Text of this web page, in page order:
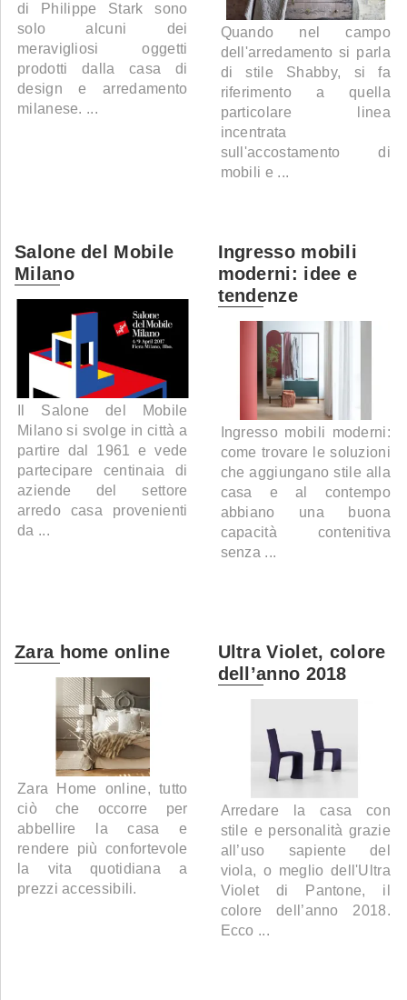
di Philippe Stark sono
solo alcuni dei
meravigliosi oggetti
prodotti dalla casa di
design e arredamento
milanese. ...
Quando nel campo
dell'arredamento si parla
di stile Shabby, si fa
riferimento a quella
particolare linea
incentrata
sull'accostamento di
mobili e ...
Salone del Mobile
Milano
Il Salone del Mobile
Milano si svolge in città a
partire dal 1961 e vede
partecipare centinaia di
aziende del settore
arredo casa provenienti
da ...
Ingresso mobili
moderni: idee e
tendenze
Ingresso mobili moderni:
come trovare le soluzioni
che aggiungano stile alla
casa e al contempo
abbiano una buona
capacità contenitiva
senza ...
Zara home online
Zara Home online, tutto
ciò che occorre per
abbellire la casa e
rendere più confortevole
la vita quotidiana a
prezzi accessibili.
Ultra Violet, colore
dell’anno 2018
Arredare la casa con
stile e personalità grazie
all’uso sapiente del
viola, o meglio dell'Ultra
Violet di Pantone, il
colore dell’anno 2018.
Ecco ...